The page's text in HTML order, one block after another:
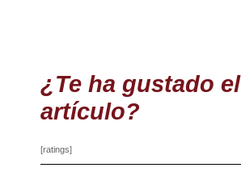
¿Te ha gustado el
artículo?
[ratings]